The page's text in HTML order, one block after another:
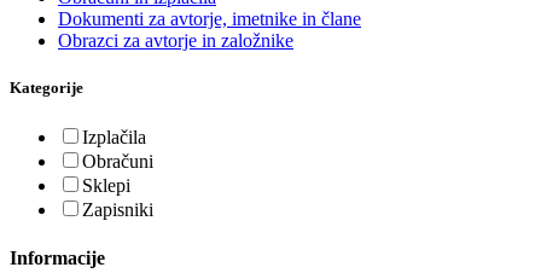
Dokumenti za avtorje, imetnike in člane
Obrazci za avtorje in založnike
Kategorije
Izplačila
Obračuni
Sklepi
Zapisniki
Informacije